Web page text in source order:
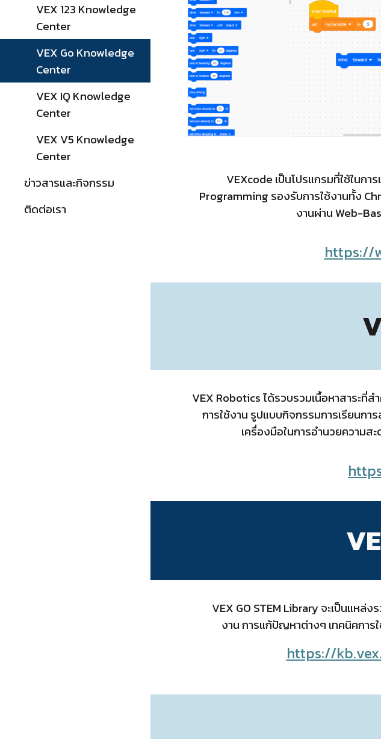
VEX 123 Knowledge
Center
VEX Go Knowledge
Center
VEX IQ Knowledge
Center
VEX V5 Knowledge
Center
ข่าวสารและกิจกรรม
ติดต่อเรา
VEXcode เป็นโปรแกรมที่ใช้ในก
Programming รองรับการใช้งานทั้ง
งานผ่าน Web-
https://
VEX Robotics ได้รวบรวมเนื้อหาสาระที่ส
การใช้งาน รูปแบบกิจกรรมการเรียนก
เครื่องมือในการอำนวยความส
VEX GO STEM Library จะเป็นแหล่
งาน การแก้ปัญหาต่างๆ เทคนิคการ
https://